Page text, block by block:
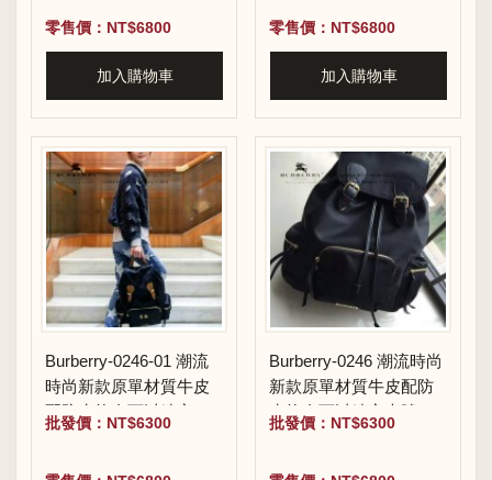
零售價：NT$6800
加入購物車
零售價：NT$6800
加入購物車
Burberry-0246-01 潮流
時尚新款原單材質牛皮
配防水紡布可以繡字大
號雙肩包
批發價：NT$6300
Burberry-0246 潮流時尚
新款原單材質牛皮配防
水紡布可以繡字大號雙
肩包
批發價：NT$6300